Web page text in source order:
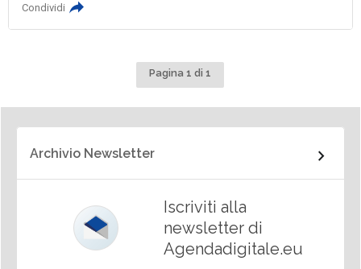
Condividi
Pagina 1 di 1
Archivio Newsletter
Iscriviti alla
newsletter di
Agendadigitale.eu